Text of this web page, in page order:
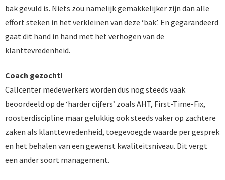
bak gevuld is. Niets zou namelijk gemakkelijker zijn dan alle
effort steken in het verkleinen van deze ‘bak’. En gegarandeerd
gaat dit hand in hand met het verhogen van de
klanttevredenheid.
Coach gezocht!
Callcenter medewerkers worden dus nog steeds vaak
beoordeeld op de ‘harder cijfers’ zoals AHT, First-Time-Fix,
roosterdiscipline maar gelukkig ook steeds vaker op zachtere
zaken als klanttevredenheid, toegevoegde waarde per gesprek
en het behalen van een gewenst kwaliteitsniveau. Dit vergt
een ander soort management.